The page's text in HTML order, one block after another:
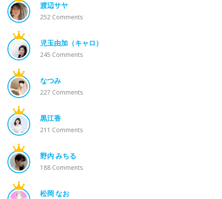
渡辺サヤ
252 Comments
児玉由加（キャロ）
245 Comments
なつみ
227 Comments
黒江香
211 Comments
野内 みちる
188 Comments
松岡 なお